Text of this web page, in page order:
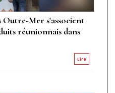
Outre-Mer s'associent
réunionnais dans
Lire